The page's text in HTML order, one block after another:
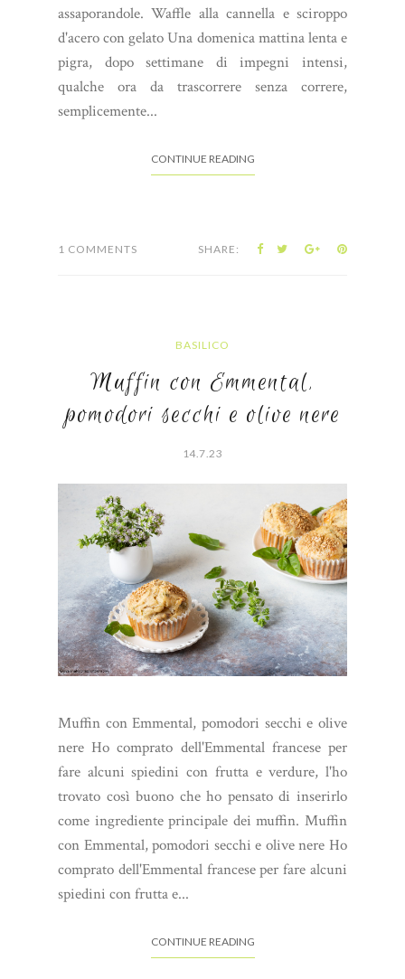
assaporandole. Waffle alla cannella e sciroppo
d'acero con gelato Una domenica mattina lenta e
pigra, dopo settimane di impegni intensi,
qualche ora da trascorrere senza correre,
semplicemente...
CONTINUE READING
1 COMMENTS SHARE:
BASILICO
Muffin con Emmental,
pomodori secchi e olive nere
14.7.23
Muffin con Emmental, pomodori secchi e olive
nere Ho comprato dell'Emmental francese per
fare alcuni spiedini con frutta e verdure, l'ho
trovato così buono che ho pensato di inserirlo
come ingrediente principale dei muffin. Muffin
con Emmental, pomodori secchi e olive nere Ho
comprato dell'Emmental francese per fare alcuni
spiedini con frutta e...
CONTINUE READING